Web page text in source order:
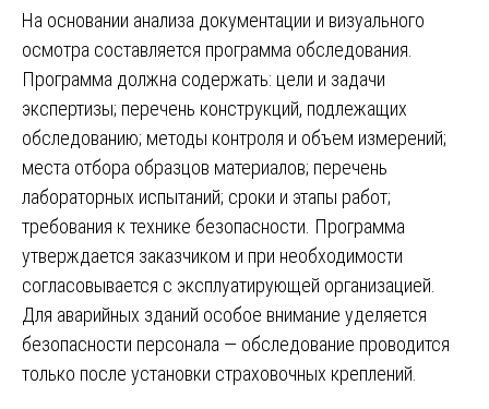
На основании анализа документации и визуального
осмотра составляется программа обследования.
Программа должна содержать: цели и задачи
экспертизы; перечень конструкций, подлежащих
обследованию; методы контроля и объем измерений;
места отбора образцов материалов; перечень
лабораторных испытаний; сроки и этапы работ;
требования к технике безопасности. Программа
утверждается заказчиком и при необходимости
согласовывается с эксплуатирующей организацией.
Для аварийных зданий особое внимание уделяется
безопасности персонала — обследование проводится
только после установки страховочных креплений.